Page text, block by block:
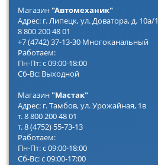
Магазин"Автомеханик"
Адрес: г. Липецк, ул. Доватора, д. 10а/1
8 800 200 48 01
+7 (4742) 37-13-30 Многоканальный
Работаем:
Пн-Пт: с 09:00-18:00
Сб-Вс: Выходной
Магазин"Мастак"
Адрес: г. Тамбов, ул. Урожайная, 1в
т. 8 800 200 48 01
т. 8 (4752) 55-73-13
Работаем:
Пн-Пт: с 09:00-18:00
Сб-Вс: с 09:00-17:00